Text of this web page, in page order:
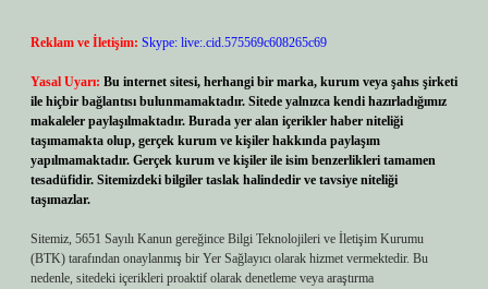
Reklam ve İletişim: Skype: live:.cid.575569c608265c69
Yasal Uyarı: Bu internet sitesi, herhangi bir marka, kurum veya şahıs şirketi
ile hiçbir bağlantısı bulunmamaktadır. Sitede yalnızca kendi hazırladığımız
makaleler paylaşılmaktadır. Burada yer alan içerikler haber niteliği
taşımamakta olup, gerçek kurum ve kişiler hakkında paylaşım
yapılmamaktadır. Gerçek kurum ve kişiler ile isim benzerlikleri tamamen
tesadüfidir. Sitemizdeki bilgiler taslak halindedir ve tavsiye niteliği
taşımazlar.
Sitemiz, 5651 Sayılı Kanun gereğince Bilgi Teknolojileri ve İletişim Kurumu
(BTK) tarafından onaylanmış bir Yer Sağlayıcı olarak hizmet vermektedir. Bu
nedenle, sitedeki içerikleri proaktif olarak denetleme veya araştırma